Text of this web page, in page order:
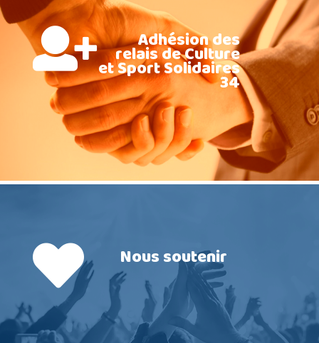
Adhésion des
relais de Culture
et Sport Solidaires
34
Nous soutenir